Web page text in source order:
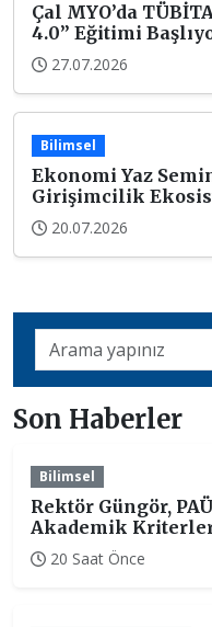
Çal MYO’da
4.0” Eğitimi
27.07.2026
Bilimsel
Ekonomi Yaz
Girişimcilik
20.07.2026
Son Haberler
Bilimsel
Rektör Güngör,
Akademik
20 Saat Önce